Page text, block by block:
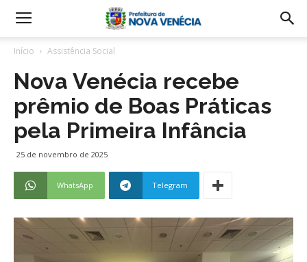
Início Assistência Social
Nova Venécia recebe
prêmio de Boas Práticas
pela Primeira Infância
25 de novembro de 2025
WhatsApp Telegram